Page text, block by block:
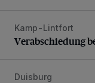
Verabschiedung
Kamp-Lintfort
Verabschiedung
Philharmoniker
Duisburg